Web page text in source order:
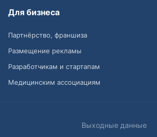
Для бизнеса
Партнёрство, франшиза
Размещение рекламы
Разработчикам и стартапам
Медицинским ассоциациям
Выходные данные